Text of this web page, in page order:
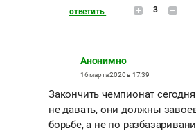
ответить 3
Анонимно
16 марта 2020 в 17:39
Закончить чемпионат
не давать, они должны
борьбе, а не по